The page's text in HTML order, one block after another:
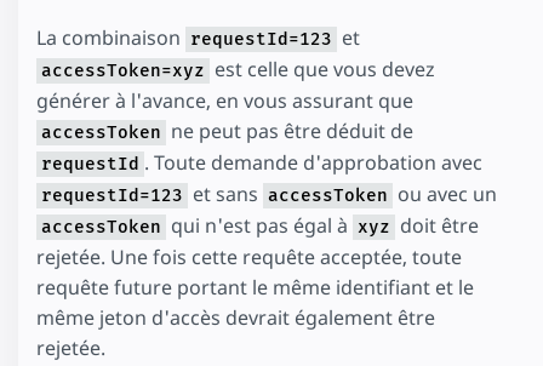
La combinaison requestId=123 et
accessToken=xyz est celle que vous devez
générer à l'avance, en vous assurant que
accessToken ne peut pas être déduit de
requestId . Toute demande d'approbation avec
requestId=123 et sans accessToken ou avec un
accessToken qui n'est pas égal à xyz doit être
rejetée. Une fois cette requête acceptée, toute
requête future portant le même identifiant et le
même jeton d'accès devrait également être
rejetée.